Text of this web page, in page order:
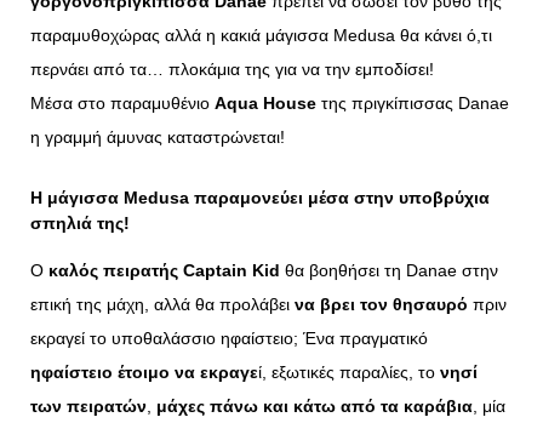
παραμυθοχώρας αλλά η κακιά μάγισσα Medusa θα κάνει ό,τι
περνάει από τα… πλοκάμια της για να την εμποδίσει!
Μέσα στο παραμυθένιο Aqua House της πριγκίπισσας Danae
η γραμμή άμυνας καταστρώνεται!
Η μάγισσα Medusa παραμονεύει μέσα στην υποβρύχια
σπηλιά της!
Ο καλός πειρατής Captain Kid θα βοηθήσει τη Danae στην
επική της μάχη, αλλά θα προλάβει να βρει τον θησαυρό πριν
εκραγεί το υποθαλάσσιο ηφαίστειο; Ένα πραγματικό
ηφαίστειο έτοιμο να εκραγεί, εξωτικές παραλίες, το νησί
των πειρατών μάχες πάνω και κάτω από τα καράβια , μία